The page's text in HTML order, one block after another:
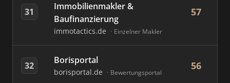
31
Immobilienmakler &
Baufinanzierung
immotactics.de Einzelner Makler
57
32 Borisportal
borisportal.de Bewertungsportal
56